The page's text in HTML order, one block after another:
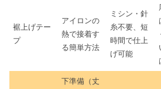
裾上げテー
プ
アイロンの
熱で接着す
る簡単方法
ミシン・針
糸不要、短
時間で仕上
げ可能
下準備（丈